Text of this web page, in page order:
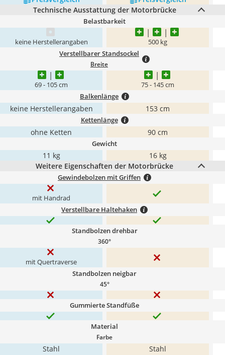
Technische Ausstattung der Motorbrücke
Belastbarkeit
keine Herstellerangaben 500 kg
Verstellbarer Standsockel
Breite
69 - 105 cm 75 - 145 cm
Balkenlänge
keine Herstellerangaben 153 cm
Kettenlänge
ohne Ketten 90 cm
Gewicht
11 kg
‎16 kg
Weitere Eigenschaften der Motorbrücke
Gewindebolzen mit Griffen
mit Handrad
Verstellbare Haltehaken
Standbolzen drehbar
360°
mit Quertraverse
Standbolzen neigbar
45°
Gummierte Standfüße
Material
Farbe
Stahl Stahl